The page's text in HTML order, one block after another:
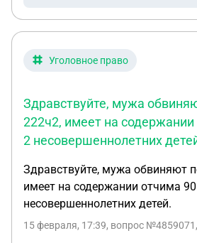
Уголовное право
Здравствуйте, мужа
222ч2, имеет на содержании
2 несовершеннолетних
Здравствуйте, мужа обвиняют
имеет на содержании отчима
несовершеннолетних детей.
15 февраля, 17:39, вопрос